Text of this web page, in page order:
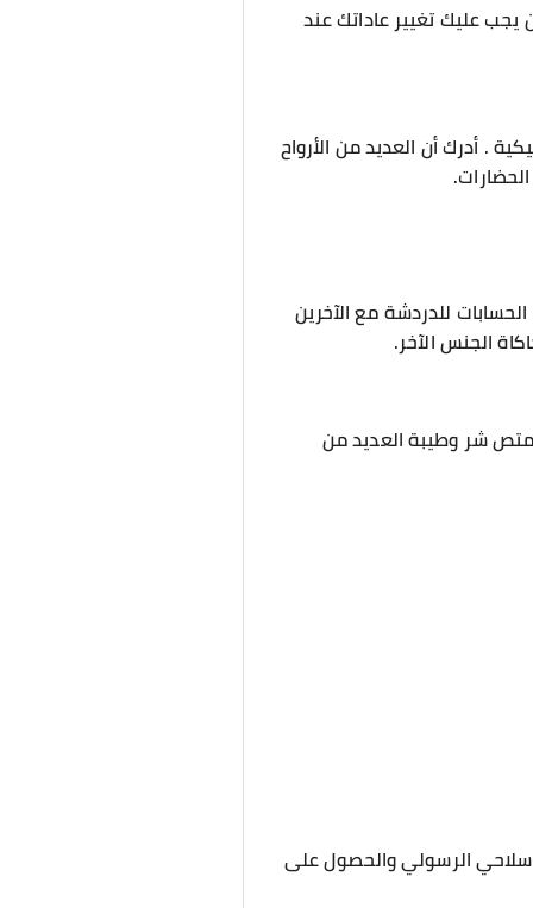
عليك تغيير عاداتك عند
. أدرك أن العديد من الأرواح
للدردشة مع الآخرين
الجنس الآخر.
شر وطيبة العديد من
سلاحي الرسولي والحصول على